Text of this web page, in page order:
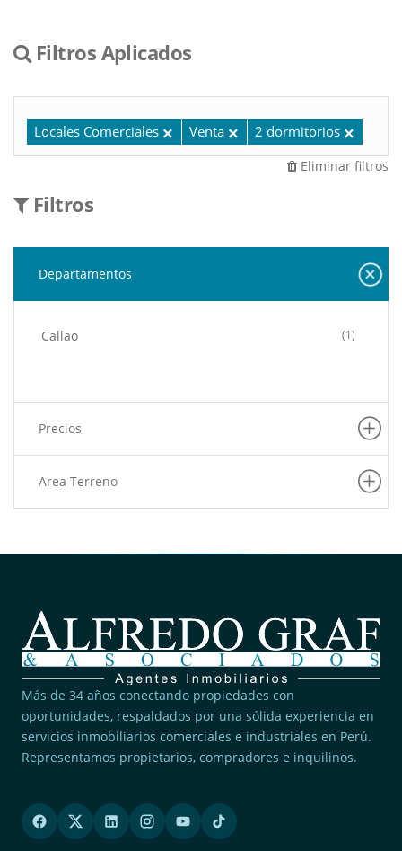
Filtros Aplicados
Locales Comerciales Venta 2 dormitorios
Eliminar filtros
Filtros
Departamentos
Callao (1)
Precios
Area Terreno
Más de 34 años conectando propiedades con
oportunidades, respaldados por una sólida experiencia en
servicios inmobiliarios comerciales e industriales en Perú.
Representamos propietarios, compradores e inquilinos.